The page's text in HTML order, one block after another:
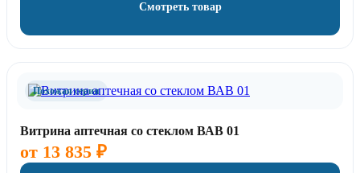
Смотреть товар
Похожая серия
Витрина аптечная со стеклом ВАВ 01
от 13 835 ₽